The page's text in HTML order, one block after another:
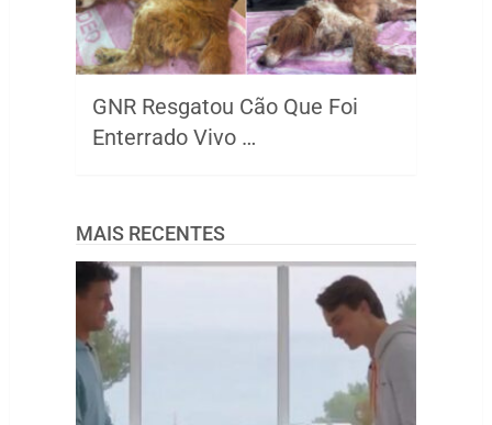
GNR Resgatou Cão Que Foi
Enterrado Vivo …
MAIS RECENTES